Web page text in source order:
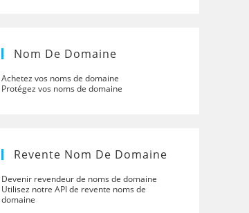
Nom De Domaine
Achetez vos noms de domaine
Protégez vos noms de domaine
Revente Nom De Domaine
Devenir revendeur de noms de domaine
Utilisez notre API de revente noms de
domaine